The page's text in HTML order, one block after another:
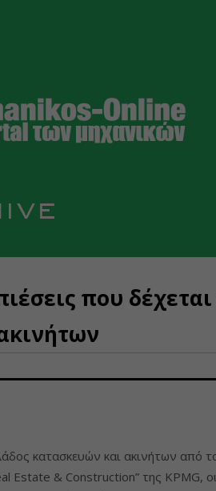
που
κατασκευών και ακινήτων από
Estate & Construction” της KPMG, οι